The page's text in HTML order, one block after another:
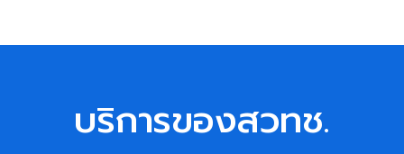
บริการของสวทช.